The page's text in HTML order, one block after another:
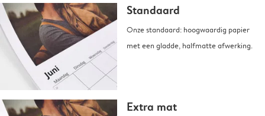
Standaard
Onze standaard: hoogwaardig papier
met een gladde, halfmatte afwerking.
Extra mat